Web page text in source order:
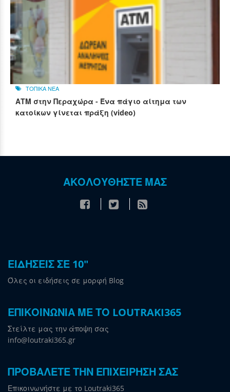
ΤΟΠΙΚΑ ΝΕΑ
ΑΤΜ στην Περαχώρα - Ένα πάγιο αίτημα των
κατοίκων γίνεται πράξη (video)
ΑΚΟΛΟΥΘΗΣΤΕ ΜΑΣ
ΕΙΔΗΣΕΙΣ ΣΕ 10"
Όλες οι ειδήσεις σε μορφή Blog
ΕΠΙΚΟΙΝΩΝΙΑ ΜΕ ΤΟ LOUTRAKI365
Στείλτε μας την άποψη σας
info@loutraki365.gr
ΠΡΟΒΑΛΕΤΕ ΤΗΝ ΕΠΙΧΕΙΡΗΣΗ ΣΑΣ
Επικοινωνήστε με το Loutraki365